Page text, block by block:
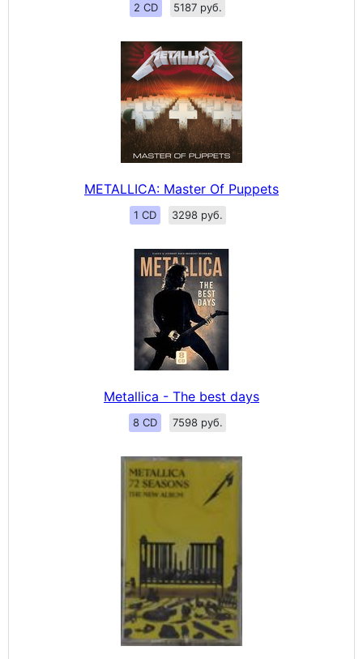
2 CD 5187 руб.
METALLICA: Master Of Puppets
1 CD 3298 руб.
Metallica - The best days
8 CD 7598 руб.